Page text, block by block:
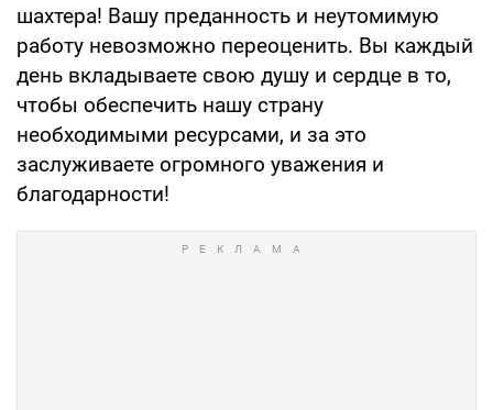
шахтера! Вашу преданность и неутомимую
работу невозможно переоценить. Вы каждый
день вкладываете свою душу и сердце в то,
чтобы обеспечить нашу страну
необходимыми ресурсами, и за это
заслуживаете огромного уважения и
благодарности!